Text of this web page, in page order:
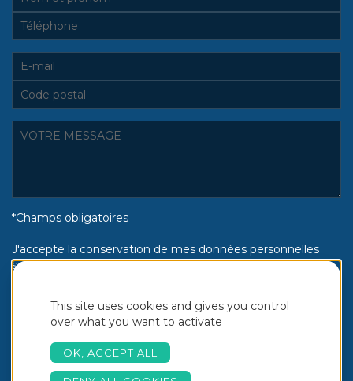
*Champs obligatoires
J'accepte la conservation de mes données personnelles
selon la politique de confidentialité Piscines Aquinox :
This site uses cookies and gives you control
over what you want to activate
OK, ACCEPT ALL